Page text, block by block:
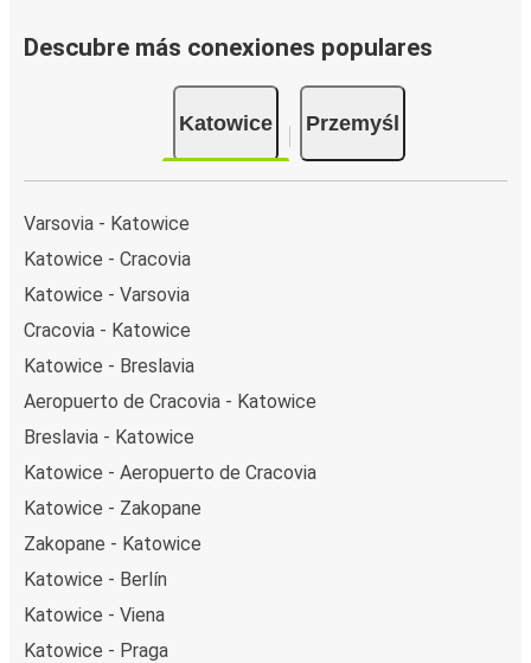
Descubre más conexiones populares
Katowice Przemyśl
Varsovia - Katowice
Katowice - Cracovia
Katowice - Varsovia
Cracovia - Katowice
Katowice - Breslavia
Aeropuerto de Cracovia - Katowice
Breslavia - Katowice
Katowice - Aeropuerto de Cracovia
Katowice - Zakopane
Zakopane - Katowice
Katowice - Berlín
Katowice - Viena
Katowice - Praga